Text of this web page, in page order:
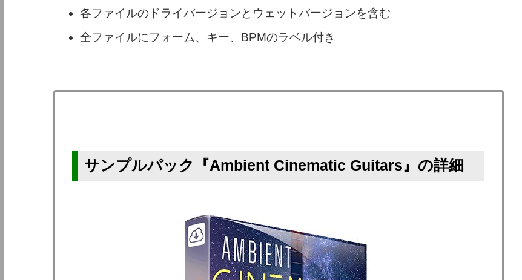
各ファイルのドライバージョンとウェットバージョンを含む
全ファイルにフォーム、キー、BPMのラベル付き
サンプルパック『Ambient Cinematic Guitars』の詳細